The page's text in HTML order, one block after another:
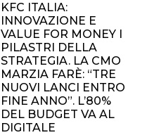
KFC ITALIA:
INNOVAZIONE E
VALUE FOR MONEY I
PILASTRI DELLA
STRATEGIA. LA CMO
MARZIA FARÈ: “TRE
NUOVI LANCI ENTRO
FINE ANNO”. L’80%
DEL BUDGET VA AL
DIGITALE